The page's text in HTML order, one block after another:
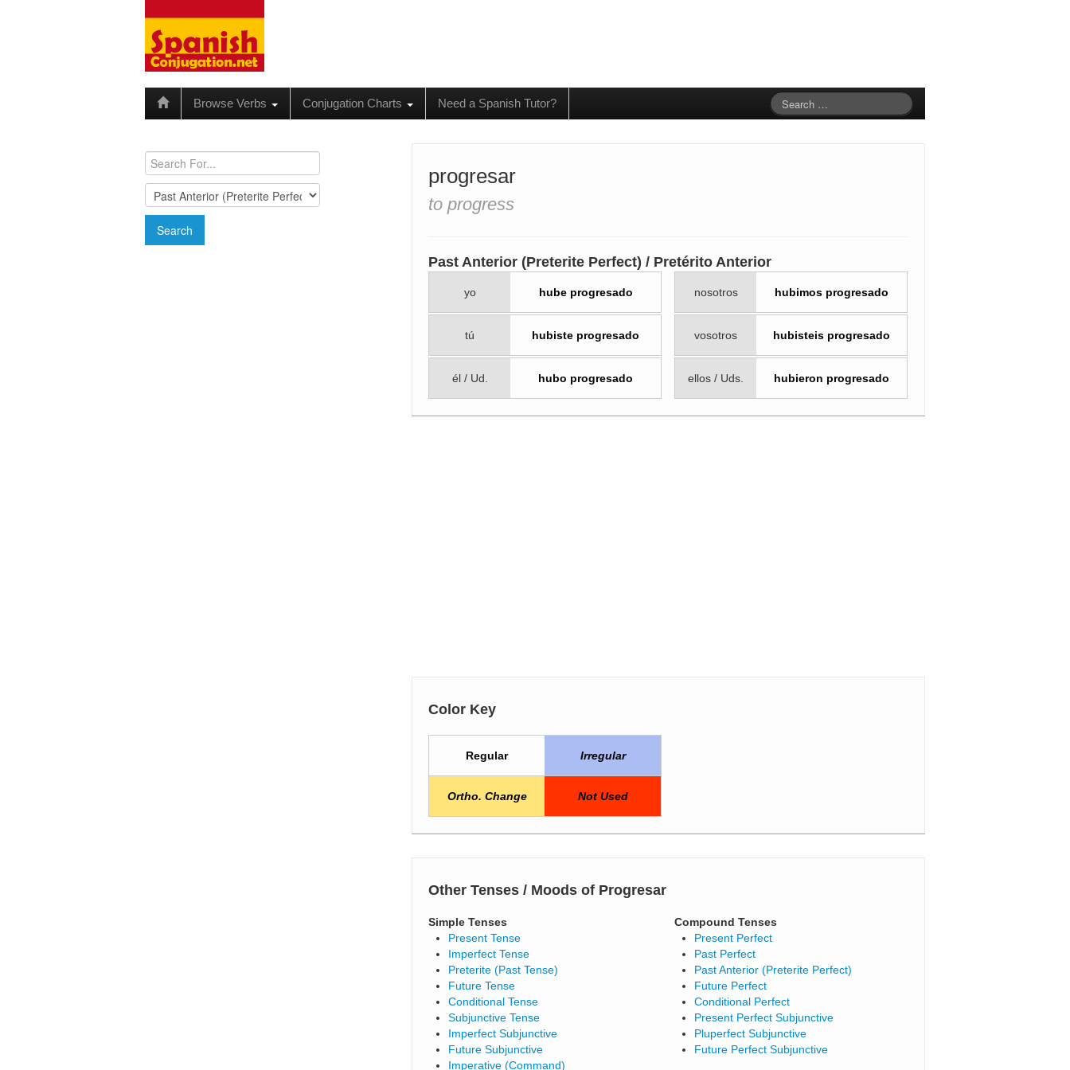
Browse Verbs Conjugation Charts Need a Spanish Tutor?
progresar
to progress
Past Anterior (Preterite Perfect) / Pretérito Anterior
yo hube progresado
tú hubiste progresado
él / Ud. hubo progresado
nosotros hubimos progresado
vosotros hubisteis progresado
ellos / Uds. hubieron progresado
Color Key
Regular Irregular
Ortho. Change Not Used
Other Tenses / Moods of Progresar
Simple Tenses
Present Tense
Imperfect Tense
Preterite (Past Tense)
Future Tense
Conditional Tense
Subjunctive Tense
Imperfect Subjunctive
Future Subjunctive
Imperative (Command)
Compound Tenses
Present Perfect
Past Perfect
Past Anterior (Preterite Perfect)
Future Perfect
Conditional Perfect
Present Perfect Subjunctive
Pluperfect Subjunctive
Future Perfect Subjunctive